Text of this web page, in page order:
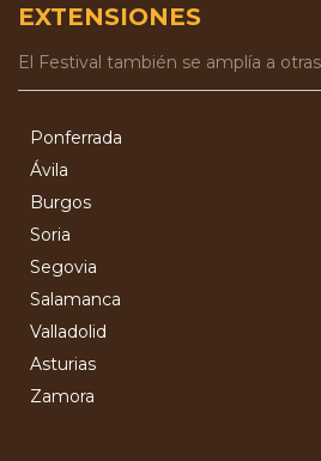
EXTENSIONES
El Festival también se amplía a
Ponferrada
Ávila
Burgos
Soria
Segovia
Salamanca
Valladolid
Asturias
Zamora